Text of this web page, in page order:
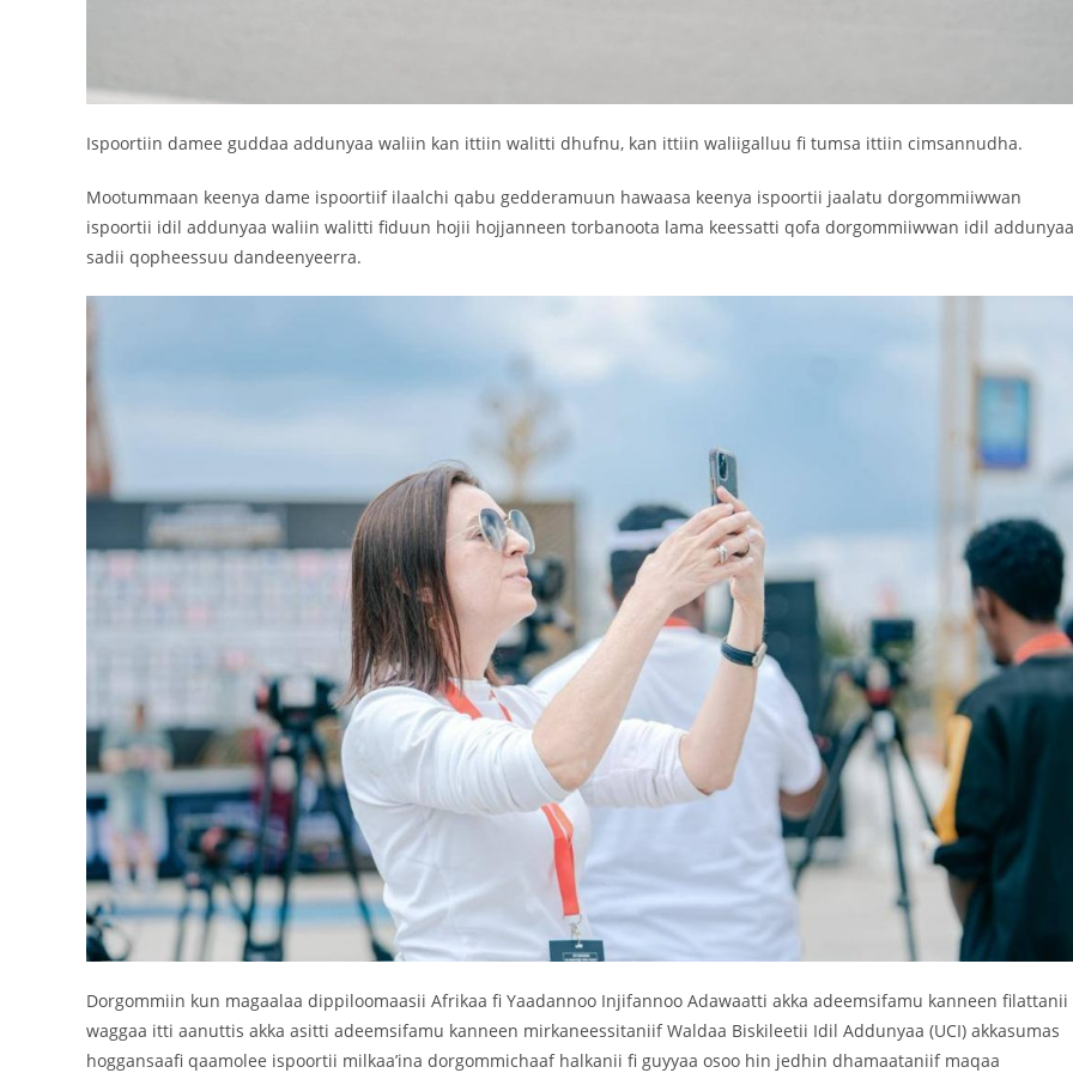
Ispoortiin damee guddaa addunyaa waliin kan ittiin walitti dhufnu, kan ittiin waliigalluu fi tumsa ittiin cimsannudha.
Mootummaan keenya dame ispoortiif ilaalchi qabu gedderamuun hawaasa keenya ispoortii jaalatu dorgommiiwwan
ispoortii idil addunyaa waliin walitti fiduun hojii hojjanneen torbanoota lama keessatti qofa dorgommiiwwan idil addunyaa
sadii qopheessuu dandeenyeerra.
Dorgommiin kun magaalaa dippiloomaasii Afrikaa fi Yaadannoo Injifannoo Adawaatti akka adeemsifamu kanneen filattanii
waggaa itti aanuttis akka asitti adeemsifamu kanneen mirkaneessitaniif Waldaa Biskileetii Idil Addunyaa (UCI) akkasumas
hoggansaafi qaamolee ispoortii milkaa’ina dorgommichaaf halkanii fi guyyaa osoo hin jedhin dhamaataniif maqaa